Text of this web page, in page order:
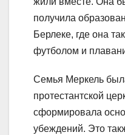
получила
Берлеке, где она
футболом и
Семья Меркель
протестантской
сформировала
убеждений. Это